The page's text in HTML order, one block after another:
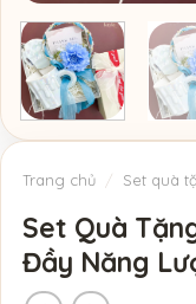
Trang chủ / Set quà
Set Quà
Đầy Năng